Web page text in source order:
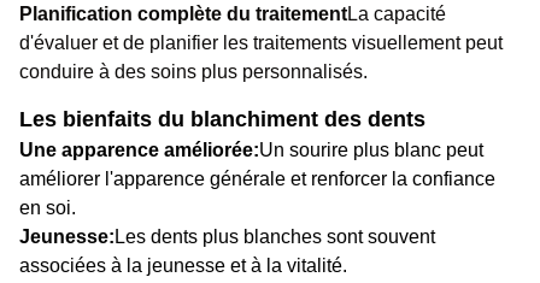
Planification complète du traitementLa capacité
d'évaluer et de planifier les traitements visuellement peut
conduire à des soins plus personnalisés.
Les bienfaits du blanchiment des dents
Une apparence améliorée:Un sourire plus blanc peut
améliorer l'apparence générale et renforcer la confiance
en soi.
Jeunesse: Les dents plus blanches sont souvent
associées à la jeunesse et à la vitalité.